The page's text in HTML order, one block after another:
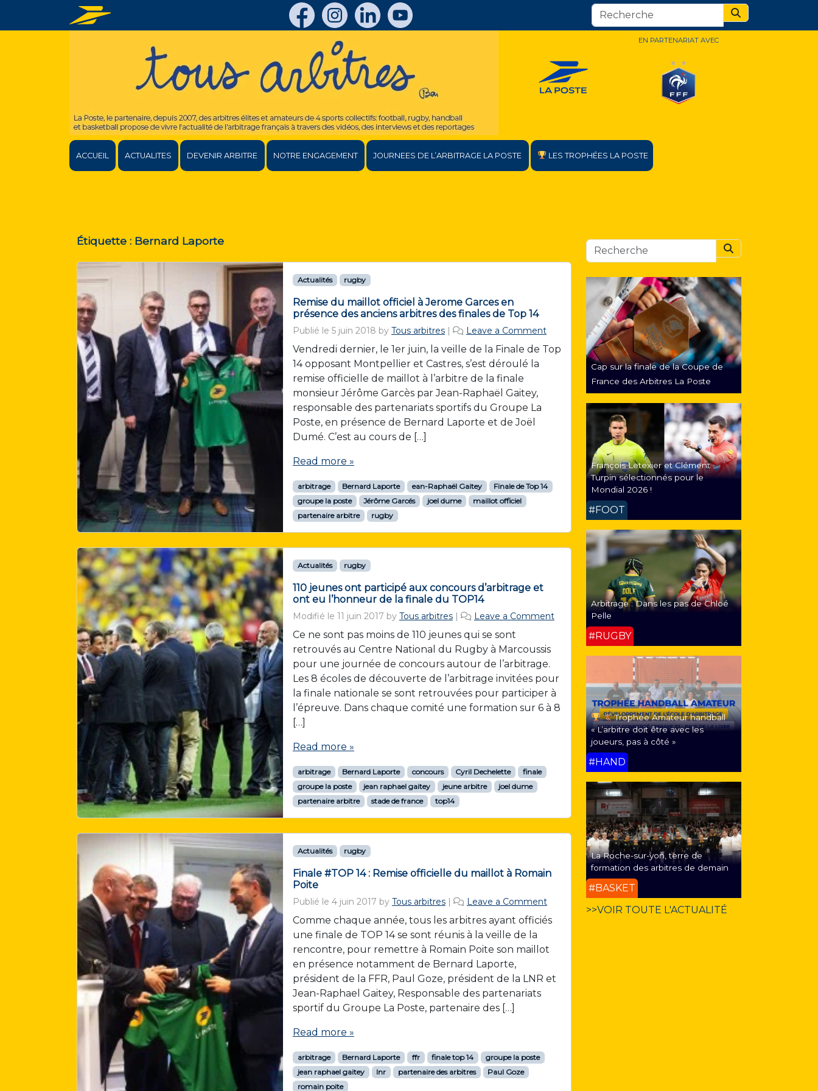
Search
EN PARTENARIAT AVEC
ACCUEIL ACTUALITES DEVENIR ARBITRE NOTRE ENGAGEMENT JOURNEES DE L’ARBITRAGE LA POSTE LES TROPHÉES LA POSTE
Étiquette : Bernard Laporte
Actualités rugby
Remise du maillot officiel à Jerome Garces en
présence des anciens arbitres des finales de Top 14
Publié le 5 juin 2018 by Tous arbitres | Leave a Comment
Vendredi dernier, le 1er juin, la veille de la Finale de Top
14 opposant Montpellier et Castres, s’est déroulé la
remise officielle de maillot à l’arbitre de la finale
monsieur Jérôme Garcès par Jean-Raphaël Gaitey,
responsable des partenariats sportifs du Groupe La
Poste, en présence de Bernard Laporte et de Joël
Dumé. C’est au cours de […]
Read more »
arbitrage Bernard Laporte ean-Raphaël Gaitey
Finale de Top 14
groupe la poste
Jérôme Garcés joel dume
maillot officiel
partenaire arbitre
rugby
Actualités rugby
110 jeunes ont participé aux concours d’arbitrage et
ont eu l’honneur de la finale du TOP14
Modifié le 11 juin 2017 by Tous arbitres | Leave a Comment
Ce ne sont pas moins de 110 jeunes qui se sont
retrouvés au Centre National du Rugby à Marcoussis
pour une journée de concours autour de l’arbitrage.
Les 8 écoles de découverte de l’arbitrage invitées pour
la finale nationale se sont retrouvées pour participer à
l’épreuve. Dans chaque comité une formation sur 6 à 8
[…]
Read more »
arbitrage Bernard Laporte concours Cyril Dechelette
finale
groupe la poste
jean raphael gaitey jeune arbitre
joel dume
partenaire arbitre
stade de france top14
Actualités rugby
Finale #TOP 14 : Remise officielle du maillot à Romain
Poite
Publié le 4 juin 2017 by Tous arbitres | Leave a Comment
Comme chaque année, tous les arbitres ayant officiés
une finale de TOP 14 se sont réunis à la veille de la
rencontre, pour remettre à Romain Poite son maillot
en présence notamment de Bernard Laporte,
président de la FFR, Paul Goze, président de la LNR et
Jean-Raphael Gaitey, Responsable des partenariats
sportif du Groupe La Poste, partenaire des […]
Read more »
arbitrage Bernard Laporte ffr finale top 14
groupe la poste
jean raphael gaitey
lnr partenaire des arbitres
Paul Goze
romain poite
Search
Cap sur la finale de la Coupe de
France des Arbitres La Poste
François Letexier et Clément
Turpin sélectionnés pour le
Mondial 2026 !
#FOOT
Arbitrage : Dans les pas de Chloé
Pelle
#RUGBY
Trophée Amateur handball
« L’arbitre doit être avec les
joueurs, pas à côté »
#HAND
La Roche-sur-yon, terre de
formation des arbitres de demain
#BASKET
>>VOIR TOUTE L'ACTUALITÉ